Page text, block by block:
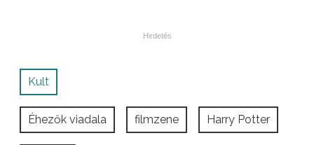
Kult
Éhezők viadala filmzene Harry Potter